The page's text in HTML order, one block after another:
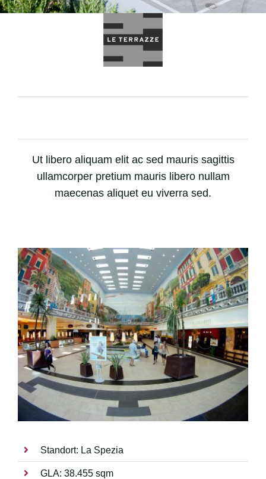
Ut libero aliquam elit ac sed mauris sagittis
ullamcorper pretium mauris libero nullam
maecenas aliquet eu viverra sed.
Standort: La Spezia
GLA: 38.455 sqm